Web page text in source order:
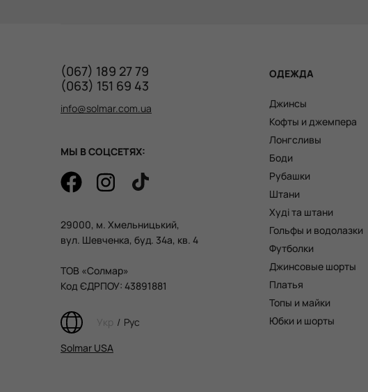
(067) 189 27 79
(063) 151 69 43
info@solmar.com.ua
МЫ В СОЦСЕТЯХ:
29000, м. Хмельницький,
вул. Шевченка, буд. 34а, кв. 4
ТОВ «Солмар»
Код ЄДРПОУ: 43891881
Укр / Рус
Solmar USA
ОДЕЖДА
Джинсы
Кофты и джемпера
Лонгсливы
Боди
Рубашки
Штани
Худі та штани
Гольфы и водолазки
Футболки
Джинсовые шорты
Платья
Топы и майки
Юбки и шорты